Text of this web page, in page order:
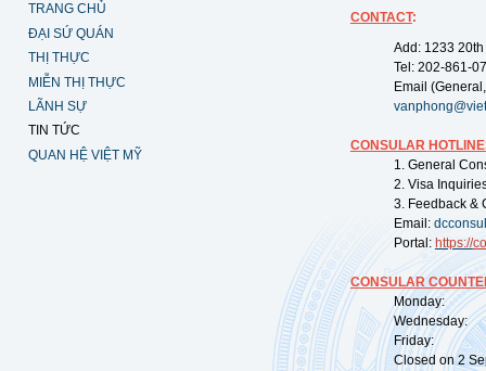
TRANG CHỦ
ĐẠI SỨ QUÁN
THỊ THỰC
MIỄN THỊ THỰC
LÃNH SỰ
TIN TỨC
QUAN HỆ VIỆT MỸ
CONTACT:
Add: 1233
Tel: 202-861-
Email
CONSULAR
1. General
2. Visa
3. Feedback &
Email:
Portal: https://
CONSULAR
Monday:
Wednesday:
Friday:
Closed on 2